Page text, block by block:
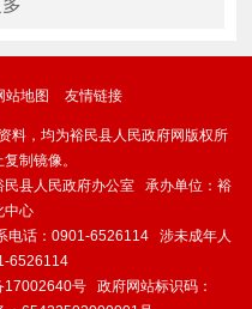
站地图 友情链接
料，均为裕民县人民政府网版权所
制镜像。
县人民政府办公室 承办单位：裕
中心
电话：0901-6526114 涉未成年人
6526114
17002640号 政府网站标识码：